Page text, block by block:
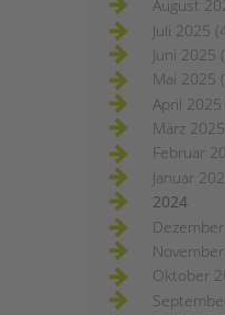
August
Juli 2025
Juni 2025
Mai 2025
April
März
Februar
Januar
2024
Oktober